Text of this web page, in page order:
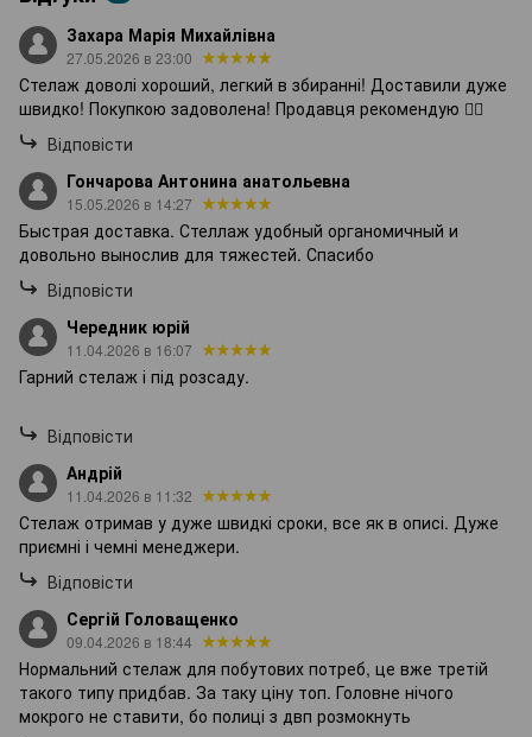
Захара Марія Михайлівна
27.05.2026 в 23:00
Стелаж доволі хороший, легкий в збиранні! Доставили дуже
швидко! Покупкою задоволена! Продавця рекомендую 👍🏻
Відповісти
Гончарова Антонина анатольевна
15.05.2026 в 14:27
Быстрая доставка. Стеллаж удобный органомичный и
довольно вынослив для тяжестей. Спасибо
Відповісти
Чередник юрій
11.04.2026 в 16:07
Гарний стелаж і під розсаду.
Відповісти
Андрій
11.04.2026 в 11:32
Стелаж отримав у дуже швидкі сроки, все як в описі. Дуже
приємні і чемні менеджери.
Відповісти
Сергій Головащенко
09.04.2026 в 18:44
Нормальний стелаж для побутових потреб, це вже третій
такого типу придбав. За таку ціну топ. Головне нічого
мокрого не ставити, бо полиці з двп розмокнуть